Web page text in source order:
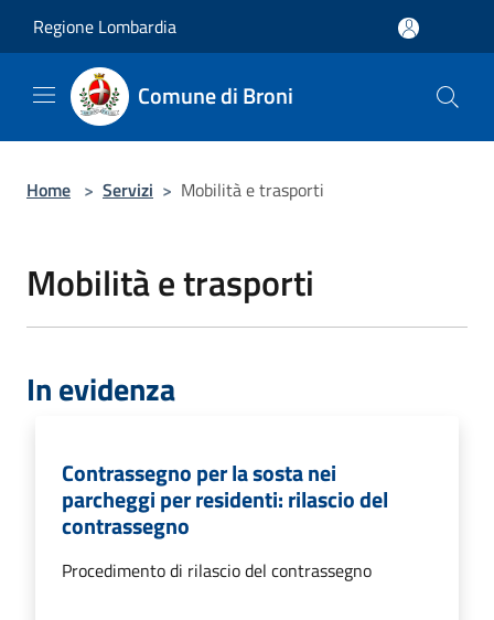
Regione Lombardia
Comune di Broni
Home > Servizi > Mobilità e trasporti
Mobilità e trasporti
In evidenza
Contrassegno per la sosta nei
parcheggi per residenti: rilascio del
contrassegno
Procedimento di rilascio del contrassegno